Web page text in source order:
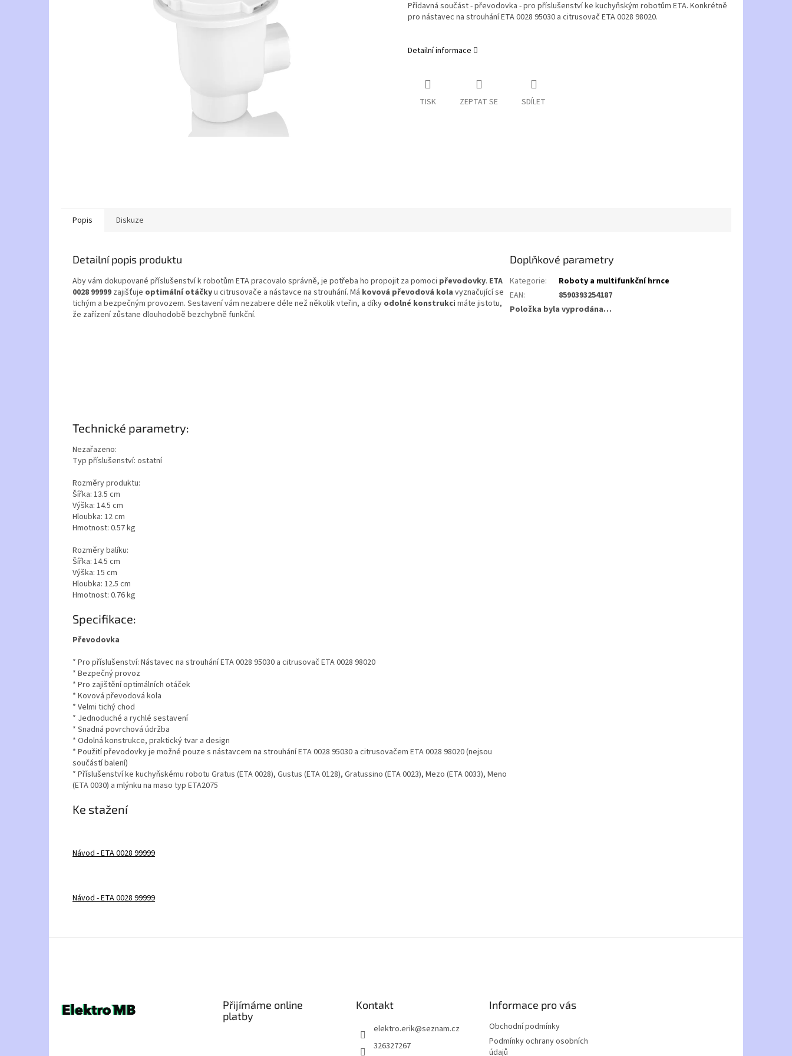
Přídavná součást - převodovka - pro příslušenství ke kuchyňským robotům ETA. Konkrétně
pro nástavec na strouhání ETA 0028 95030 a citrusovač ETA 0028 98020.
Detailní informace
TISK ZEPTAT SE SDÍLET
Popis Diskuze
Detailní popis produktu
Aby vám dokupované příslušenství k robotům ETA pracovalo správně, je potřeba ho propojit za pomoci převodovky. ETA
0028 99999 zajišťuje optimální otáčkyu citrusovače a nástavce na strouhání. Má kovová převodová kola vyznačující se
tichým a bezpečným provozem. Sestavení vám nezabere déle než několik vteřin, a díky odolné konstrukci máte jistotu,
že zařízení zůstane dlouhodobě bezchybně funkční.
Technické parametry:
Nezařazeno:
Typ příslušenství: ostatní
Rozměry produktu:
Šířka: 13.5 cm
Výška: 14.5 cm
Hloubka: 12 cm
Hmotnost: 0.57 kg
Rozměry balíku:
Šířka: 14.5 cm
Výška: 15 cm
Hloubka: 12.5 cm
Hmotnost: 0.76 kg
Specifikace:
Převodovka
* Pro příslušenství: Nástavec na strouhání ETA 0028 95030 a citrusovač ETA 0028 98020
* Bezpečný provoz
* Pro zajištění optimálních otáček
* Kovová převodová kola
* Velmi tichý chod
* Jednoduché a rychlé sestavení
* Snadná povrchová údržba
* Odolná konstrukce, praktický tvar a design
* Použití převodovky je možné pouze s nástavcem na strouhání ETA 0028 95030 a citrusovačem ETA 0028 98020 (nejsou
součástí balení)
* Příslušenství ke kuchyňskému robotu Gratus (ETA 0028), Gustus (ETA 0128), Gratussino (ETA 0023), Mezo (ETA 0033), Meno
(ETA 0030) a mlýnku na maso typ ETA2075
Ke stažení
Návod - ETA 0028 99999
Návod - ETA 0028 99999
Doplňkové parametry
Kategorie:
Roboty a multifunkční hrnce
EAN:
8590393254187
Položka byla vyprodána…
Přijímáme online
platby
Kontakt
elektro.erik@seznam.cz
326327267
Informace pro vás
Obchodní podmínky
Podmínky ochrany osobních
údajů